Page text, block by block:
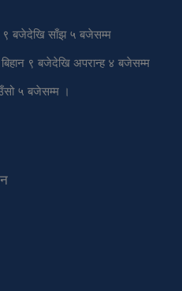
९ बजेदेखि साँझ ५ बजेसम्म
९ बजेदेखि अपरान्ह ४ बजेसम्म
५ बजेसम्म ।